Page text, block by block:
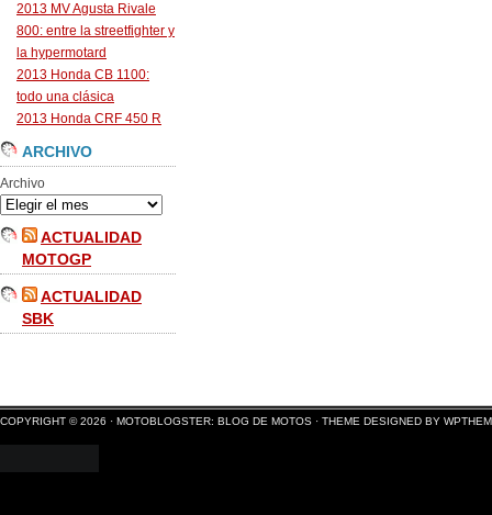
2013 MV Agusta Rivale
800: entre la streetfighter y
la hypermotard
2013 Honda CB 1100:
todo una clásica
2013 Honda CRF 450 R
ARCHIVO
Archivo
ACTUALIDAD
MOTOGP
ACTUALIDAD
SBK
COPYRIGHT © 2026 · MOTOBLOGSTER: BLOG DE MOTOS · THEME DESIGNED BY